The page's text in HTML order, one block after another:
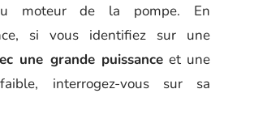
moteur de la pompe. En
si vous identifiez sur une
une grande puissanceet une
interrogez-vous sur sa